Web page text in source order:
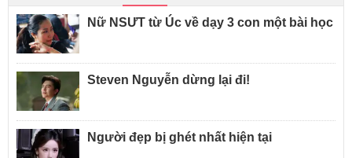
Nữ NSƯT từ Úc về dạy 3 con một bài học
Steven Nguyễn dừng lại đi!
Người đẹp bị ghét nhất hiện tại